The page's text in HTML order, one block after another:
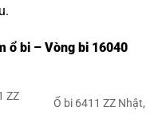
ổ bi – Vòng bi 16040
ZZ
Ổ bi 6411 ZZ Nhật,